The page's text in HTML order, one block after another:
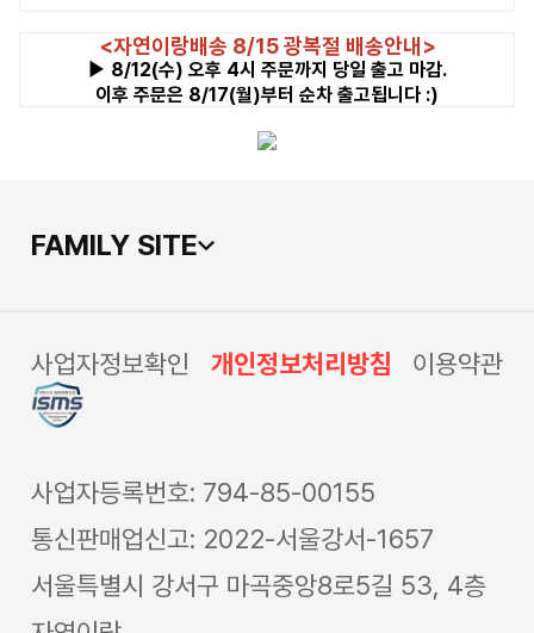
<자연이랑배송 8/15 광복절 배송안내>
▶ 8/12(수) 오후 4시 주문까지 당일 출고 마감.
이후 주문은 8/17(월)부터 순차 출고됩니다 :)
FAMILY SITE
사업자정보확인 개인정보처리방침 이용약관
사업자등록번호: 794-85-00155
통신판매업신고: 2022-서울강서-1657
서울특별시 강서구 마곡중앙8로5길 53, 4층